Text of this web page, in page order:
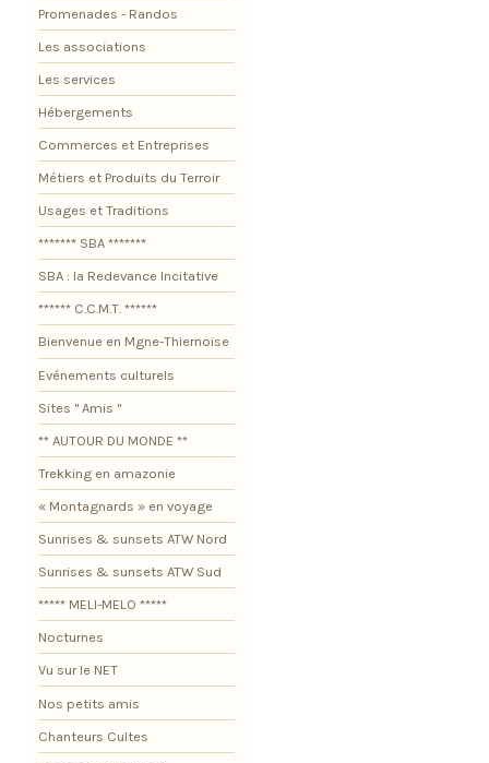
Promenades - Randos
Les associations
Les services
Hébergements
Commerces et Entreprises
Métiers et Produits du Terroir
Usages et Traditions
******* SBA *******
SBA : la Redevance Incitative
****** C.C.M.T. ******
Bienvenue en Mgne-Thiernoise
Evénements culturels
Sites " Amis "
** AUTOUR DU MONDE **
Trekking en amazonie
« Montagnards » en voyage
Sunrises & sunsets ATW Nord
Sunrises & sunsets ATW Sud
***** MELI-MELO *****
Nocturnes
Vu sur le NET
Nos petits amis
Chanteurs Cultes